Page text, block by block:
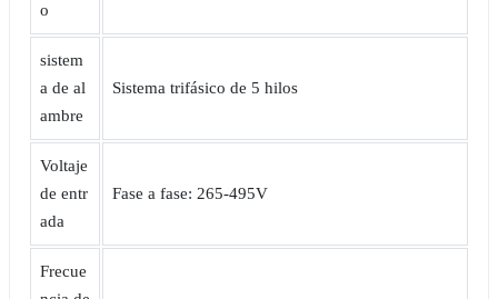
o
sistem
a de al
ambre
Sistema trifásico de 5 hilos
Voltaje
de entr
ada
Fase a fase: 265-495V
Frecue